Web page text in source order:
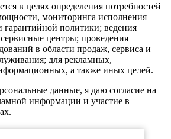
в целях определения потребностей
мониторинга исполнения
политики; ведения
центры; проведения
в области продаж, сервиса и
для рекламных,
а также иных целей.
данные, я даю согласие на
информации и участие в